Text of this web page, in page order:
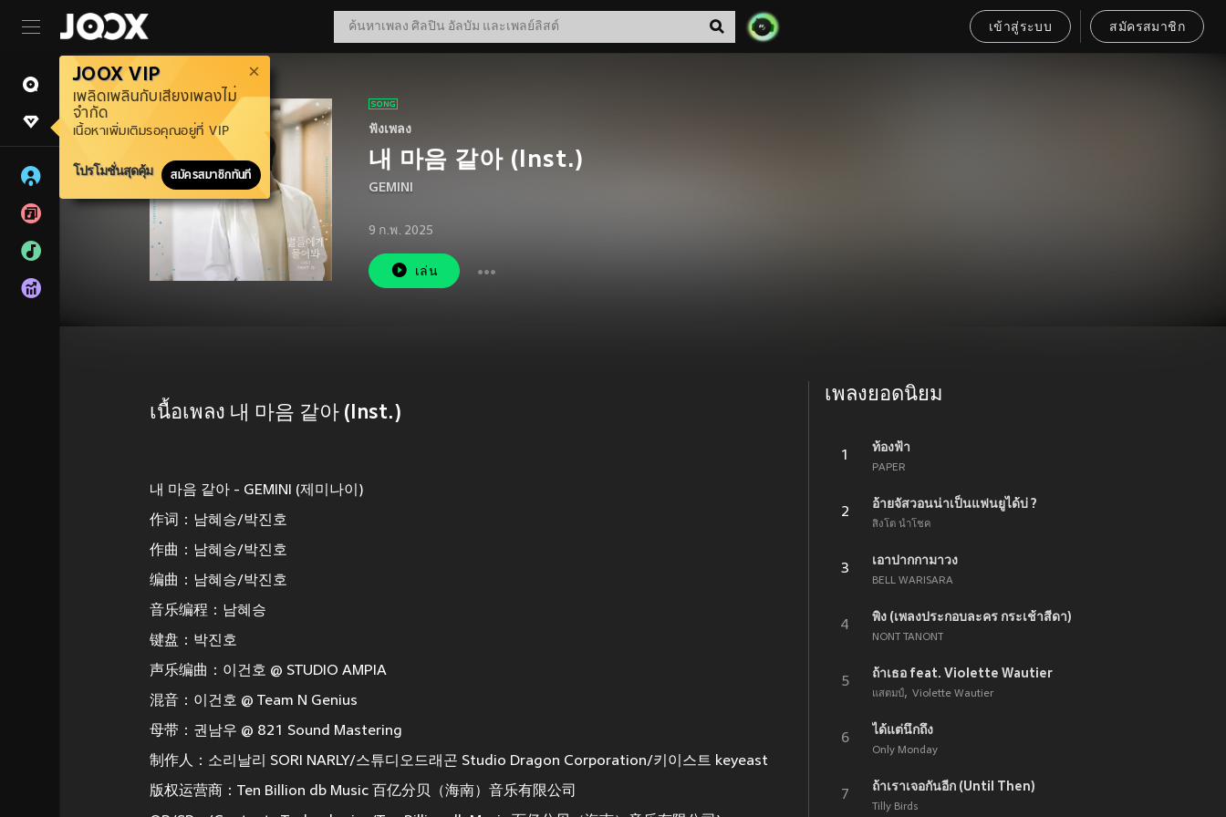
เข้าสู่ระบบ สมัครสมาชิก
JOOX VIP
เพลิดเพลินกับเสียงเพลงไม่
จำกัด
เนื้อหาเพิ่มเติมรอคุณอยู่ที่ VIP
โปรโมชั่นสุดคุ้ม สมัครสมาชิกทันที
ฟังเพลง
내 마음 같아 (Inst.)
GEMINI
9 ก.พ. 2025
เล่น
เนื้อเพลง 내 마음 같아 (Inst.)
내 마음 같아 - GEMINI (제미나이)
作词：남혜승/박진호
作曲：남혜승/박진호
编曲：남혜승/박진호
音乐编程：남혜승
键盘：박진호
声乐编曲：이건호 @ STUDIO AMPIA
混音：이건호 @ Team N Genius
母带：권남우 @ 821 Sound Mastering
制作人：소리날리 SORI NARLY/스튜디오드래곤 Studio Dragon Corporation/키이스트 keyeast
版权运营商：Ten Billion db Music 百亿分贝（海南）音乐有限公司
เพลงยอดนิยม
1
ท้องฟ้า
PAPER
2
อ้ายจัสวอนน่าเป็นแฟนยูได้บ่ ?
สิงโต นำโชค
3
เอาปากกามาวง
BELL WARISARA
4
พิง (เพลงประกอบละคร กระเช้าสีดา)
NONT TANONT
5
ถ้าเธอ feat. Violette Wautier
แสตมป์ Violette Wautier
6
ได้แต่นึกถึง
Only Monday
7
ถ้าเราเจอกันอีก (Until Then)
Tilly Birds